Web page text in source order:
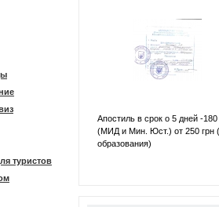
туристов
Апостиль в срок о 5 дней -180
(МИД и Мин. Юст.) от 250 грн
образования)